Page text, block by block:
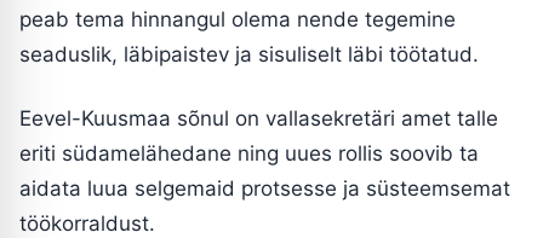
peab tema hinnangul olema nende tegemine
seaduslik, läbipaistev ja sisuliselt läbi töötatud.
Eevel-Kuusmaa sõnul on vallasekretäri amet talle
eriti südamelähedane ning uues rollis soovib ta
aidata luua selgemaid protsesse ja süsteemsemat
töökorraldust.